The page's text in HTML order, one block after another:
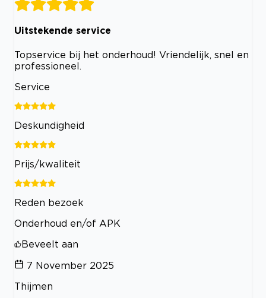
Uitstekende service
Topservice bij het onderhoud! Vriendelijk, snel en
professioneel.
Service
Deskundigheid
Prijs/kwaliteit
Reden bezoek
Onderhoud en/of APK
Beveelt aan
7 November 2025
Thijmen